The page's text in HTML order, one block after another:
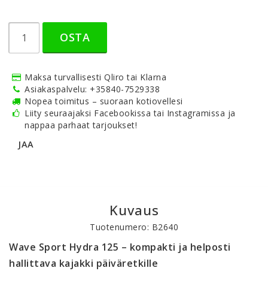
OSTA
Maksa turvallisesti Qliro tai Klarna
Asiakaspalvelu: +35840-7529338
Nopea toimitus – suoraan kotiovellesi
Liity seuraajaksi Facebookissa tai Instagramissa ja
nappaa parhaat tarjoukset!
JAA
Kuvaus
Tuotenumero: B2640
Wave Sport Hydra 125 – kompakti ja helposti
hallittava kajakki päiväretkille